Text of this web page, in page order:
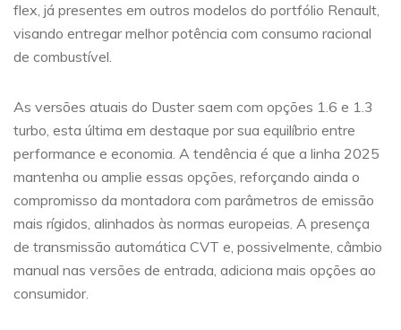
flex, já presentes em outros modelos do portfólio Renault,
visando entregar melhor potência com consumo racional
de combustível.
As versões atuais do Duster saem com opções 1.6 e 1.3
turbo, esta última em destaque por sua equilíbrio entre
performance e economia. A tendência é que a linha 2025
mantenha ou amplie essas opções, reforçando ainda o
compromisso da montadora com parâmetros de emissão
mais rígidos, alinhados às normas europeias. A presença
de transmissão automática CVT e, possivelmente, câmbio
manual nas versões de entrada, adiciona mais opções ao
consumidor.